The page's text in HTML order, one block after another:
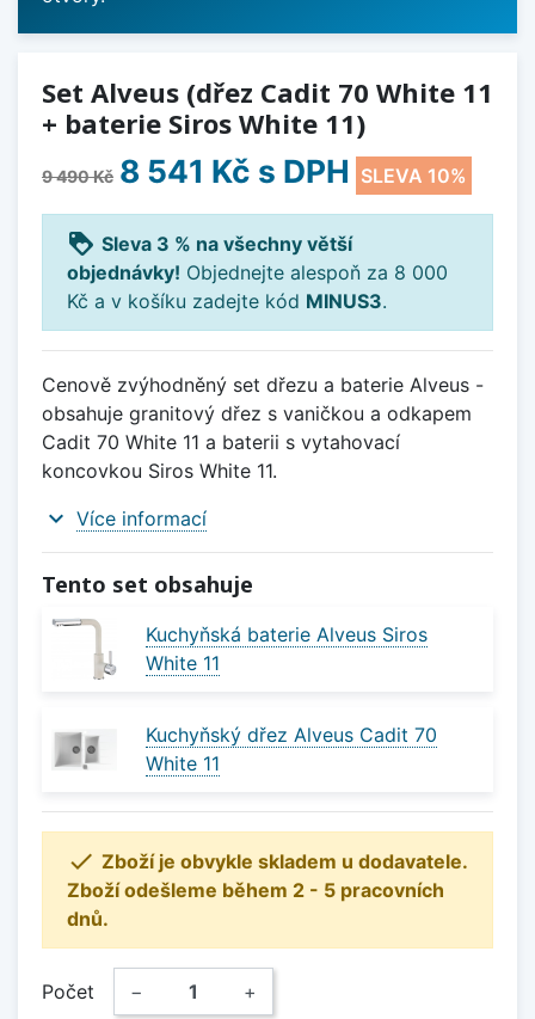
Set Alveus (dřez Cadit 70 White 11
+ baterie Siros White 11)
9 490 Kč 8 541 Kč s DPH SLEVA 10%
loyalty Sleva 3 % na všechny větší
objednávky! Objednejte alespoň za 8 000
Kč a v košíku zadejte kód MINUS3.
Cenově zvýhodněný set dřezu a baterie Alveus -
obsahuje granitový dřez s vaničkou a odkapem
Cadit 70 White 11 a baterii s vytahovací
koncovkou Siros White 11.
expand_more Více informací
Tento set obsahuje
Kuchyňská baterie Alveus Siros
White 11
Kuchyňský dřez Alveus Cadit 70
White 11
 Zboží je obvykle skladem u dodavatele.
Zboží odešleme během 2 - 5 pracovních
dnů.
Počet − +